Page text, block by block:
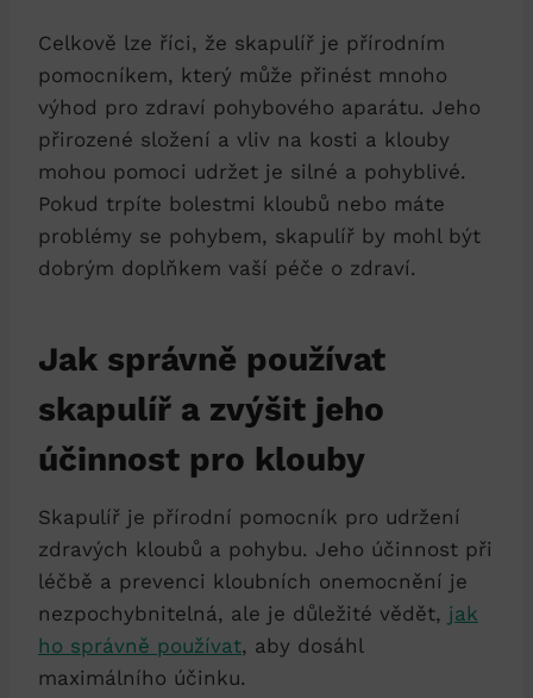
Celkově lze říci, že skapulíř je přírodním
pomocníkem, který může přinést mnoho
výhod pro zdraví pohybového aparátu. Jeho
přirozené složení a vliv na kosti a klouby
mohou pomoci udržet je silné a pohyblivé.
Pokud trpíte bolestmi kloubů nebo máte
problémy se pohybem, skapulíř by mohl být
dobrým doplňkem vaší péče o zdraví.
Jak správně používat
skapulíř a zvýšit jeho
účinnost pro klouby
Skapulíř je přírodní pomocník pro udržení
zdravých kloubů a pohybu. Jeho účinnost při
léčbě a prevenci kloubních onemocnění je
nezpochybnitelná, ale je důležité vědět, jak
ho správně používat, aby dosáhl
maximálního účinku.